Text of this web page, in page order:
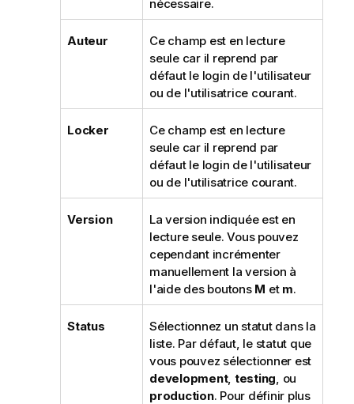
nécessaire.
Auteur
Ce champ est en lecture
seule car il reprend par
défaut le login de l'utilisateur
ou de l'utilisatrice courant.
Locker
Ce champ est en lecture
seule car il reprend par
défaut le login de l'utilisateur
ou de l'utilisatrice courant.
Version
La version indiquée est en
lecture seule. Vous pouvez
cependant incrémenter
manuellement la version à
l'aide des boutons M et m.
Status
Sélectionnez un statut dans la
liste. Par défaut, le statut que
vous pouvez sélectionner est
development, testing , ou
production. Pour définir plus